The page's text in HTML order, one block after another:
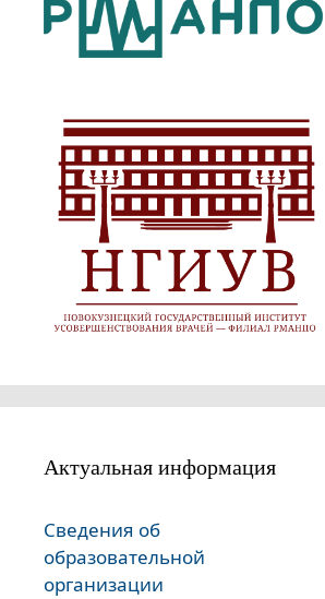
Актуальная информация
Сведения об
образовательной
организации